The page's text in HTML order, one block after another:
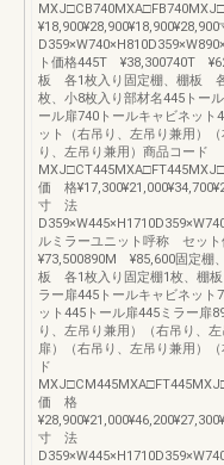
ト価格445T ¥38,300740T
板 各1枚入り固定棚、棚板
枚、小8枚入り部材名445トー
ール扉740トールキャビネット
ット（右吊り、左吊り兼用）
り、左吊り兼用）商品コード
価 格
寸 法
ルミラーユニット呼称 セッ
¥73,500890M ¥85,600固定棚
板 各1枚入り固定棚1枚、棚
ラー扉445トールキャビネット
ット445トール扉445ミラー扉
り、左吊り兼用）（右吊り、
扉）（右吊り、左吊り兼用）
ド
価 格
寸 法